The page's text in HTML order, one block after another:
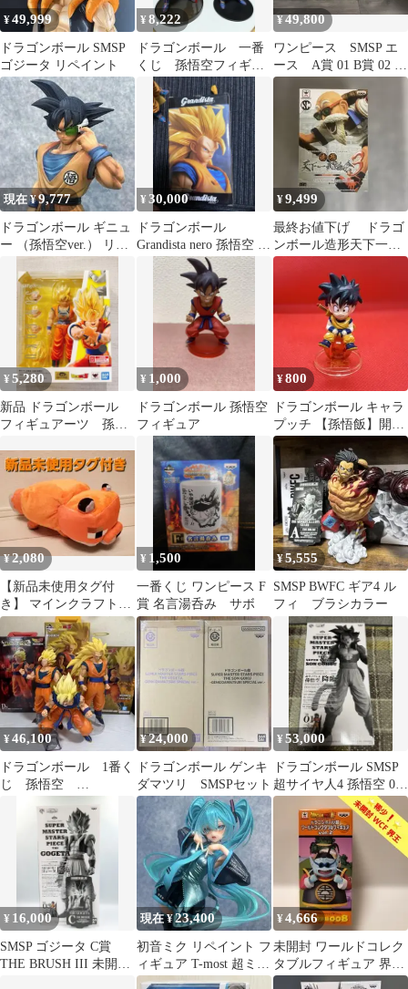
¥49,999
ドラゴンボール SMSP
ゴジータ リペイント
¥8,222
ドラゴンボール 一番
くじ 孫悟空フィギュ
アセット
¥49,800
ワンピース SMSP エ
ース A賞 01 B賞 02 C
賞 03
現在 ¥9,777
ドラゴンボール ギニュ
ー （孫悟空ver.） リペ
くじ
¥30,000
ドラゴンボール
Grandista nero 孫悟空 超
サイヤ人3フィギュア
¥9,499
最終お値下げ ドラゴ
ンボール造形天下一武
道会３ 其ノ三 亀仙
¥5,280
新品 ドラゴンボール
フィギュアーツ 孫悟
¥ 1,000
ドラゴンボール 孫悟空
フィギュア
¥800
ドラゴンボール キャラ
プッチ 【孫悟飯】開封
品
¥2,080
【新品未使用タグ付
き】 マインクラフト
BIGぬいぐるみ キツネ
¥ 1,500
一番くじ ワンピース F
賞 名言湯呑み サボ
¥5,555
SMSP BWFC ギア4 ル
フィ ブラシカラー
¥46,100
ドラゴンボール 1番く
じ 孫悟空
サイヤ人 セット
¥24,000
ドラゴンボール ゲンキ
ダマツリ SMSPセット
¥53,000
ドラゴンボール SMSP
超サイヤ人4 孫悟空 01
A賞
¥ 16,000
SMSP ゴジータ C賞
THE BRUSH III 未開封
現在 ¥23,400
初音ミク リペイント フ
ィギュア T-most 超ミニ
白ランジェリー
¥4,666
未開封 ワールドコレク
タブルフィギュア 界王
ドラゴンボール超 vol.2